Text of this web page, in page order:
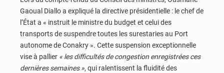
Gaoual Diallo a expliqué la directive présidentielle : le chef de
l’État a « instruit le ministre du budget et celui des
transports de suspendre toutes les surestaries au Port
autonome de Conakry ». Cette suspension exceptionnelle
vise à pallier « les difficultés de congestion enregistrées ces
dernières semaines », qui ralentissent la fluidité des